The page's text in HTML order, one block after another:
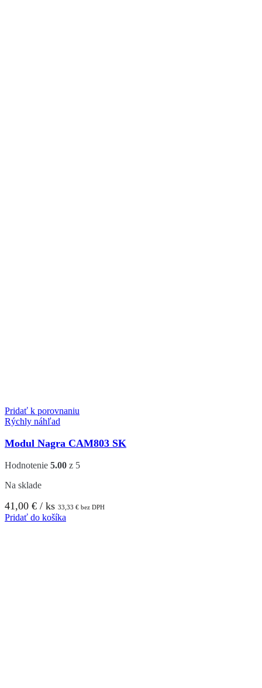
Pridať k porovnaniu
Rýchly náhľad
Modul Nagra CAM803 SK
Hodnotenie 5.00 z 5
Na sklade
41,00 € / ks 33,33 € bez DPH
Pridať do košíka